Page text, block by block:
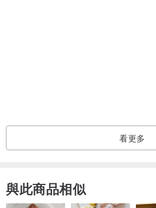
風味：柑橘、烏梅、烏龍茶、焦糖。
風味：柑橘、李子、蘋果、葡萄、烏龍茶
看更多
與此商品相似